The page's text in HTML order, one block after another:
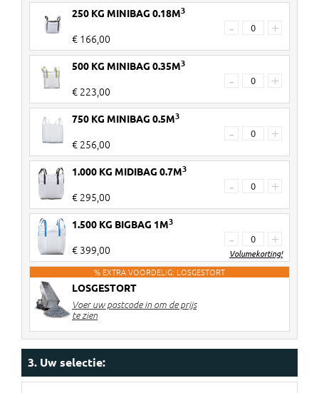
250 KG MINIBAG 0.18M3
€ 166,00
- +
500 KG MINIBAG 0.35M3
€ 223,00
- +
750 KG MINIBAG 0.5M3
€ 256,00
- +
1.000 KG MIDIBAG 0.7M3
€ 295,00
- +
1.500 KG BIGBAG 1M3
€ 399,00
- +
Volumekorting!
2 stuks
3-4 stuks
€ 12 korting per big bag
5> stuks
Kortingen worden verrekend in de
% EXTRA VOORDELIG: LOSGESTORT
LOSGESTORT
Voer uw postcode in om de prijs
te zien
3. Uw selectie: